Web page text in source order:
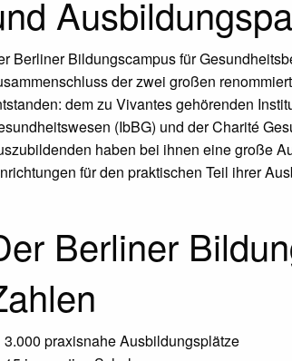
Berliner Bildungscampus für
der zwei großen
dem zu Vivantes gehörenden
(IbBG) und der Charité
haben bei ihnen eine große
für den praktischen Teil ihrer
Berliner
3.000 praxisnahe Ausbildungsplätze